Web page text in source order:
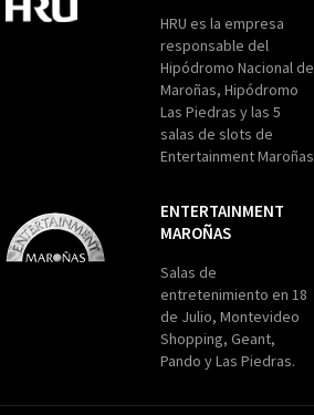
HRU es la empresa
responsable del
Hipódromo Nacional de
Maroñas, Hipódromo
Las Piedras y las 5
salas de slots de
Entertainment Maroñas
Entertainment
Maroñas
ENTERTAINMENT
MAROÑAS
Salas de
entretenimiento en 18
de Julio, Montevideo
Shopping, Geant,
Pando y Las Piedras.